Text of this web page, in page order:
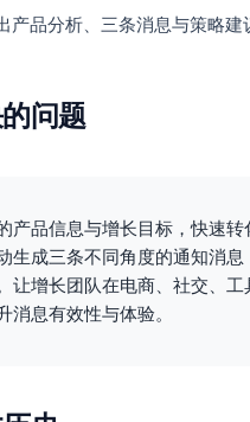
产品分析、三条消息与策略建
问题
产品信息与增长目标，快速
生成三条不同角度的通知消
让增长团队在电商、社交、
消息有效性与体验。